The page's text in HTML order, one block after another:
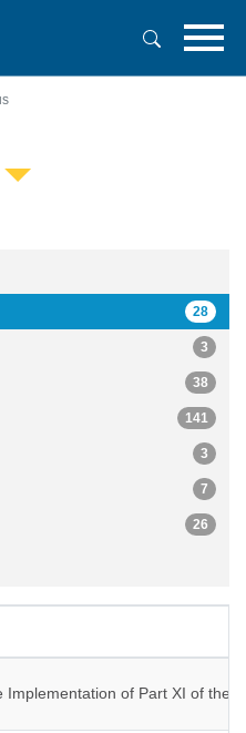
Implementation of Part XI of the
28
3
38
141
3
7
26